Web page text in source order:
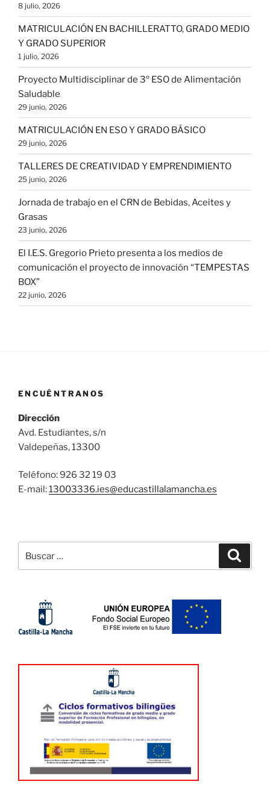
8 julio, 2026
MATRICULACIÓN EN BACHILLERATTO, GRADO MEDIO
Y GRADO SUPERIOR
1 julio, 2026
Proyecto Multidisciplinar de 3º ESO de Alimentación
Saludable
29 junio, 2026
MATRICULACIÓN EN ESO Y GRADO BÁSICO
29 junio, 2026
TALLERES DE CREATIVIDAD Y EMPRENDIMIENTO
25 junio, 2026
Jornada de trabajo en el CRN de Bebidas, Aceites y
Grasas
23 junio, 2026
El I.E.S. Gregorio Prieto presenta a los medios de
comunicación el proyecto de innovación “TEMPESTAS
BOX”
22 junio, 2026
ENCUÉNTRANOS
Dirección
Avd. Estudiantes, s/n
Valdepeñas, 13300
Teléfono: 926 32 19 03
E-mail:13003336.ies@educastillalamancha.es
por: